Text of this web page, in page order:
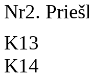
Nr2.
K13
K14